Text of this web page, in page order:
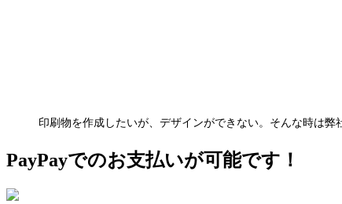
印刷物を作成したいが、デザインができない。そんな時は
PayPayでのお支払いが可能です！